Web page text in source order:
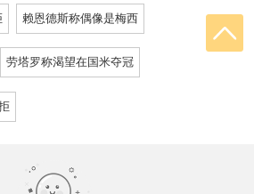
赖恩德斯称偶像是梅西
劳塔罗称渴望在国米夺冠